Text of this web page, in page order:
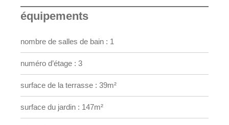
environ 39 m² et un magnifique jardin privatif de 146 m²,
offrant un cadre de vie exceptionnel.
douche sont orientées côté jardin, garantissant calme et
intimité.
Idéalement situé, le bien bénéficie d'un accès direct vers
le centre-ville et se trouve à proximité immédiate de
toutes les commodités.
Une cave privative et un emplacement de parking
intérieur viennent compléter ce bien rare, qui allie
équipements
nombre de salles de bain : 1
numéro d’étage : 3
surface de la terrasse : 39m²
surface du jardin : 147m²